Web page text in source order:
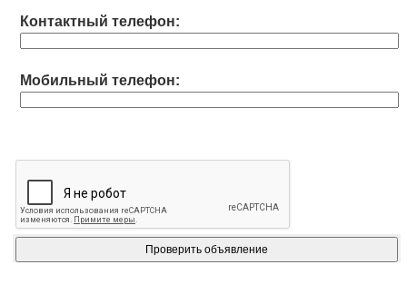
Контактный телефон:
Мобильный телефон: